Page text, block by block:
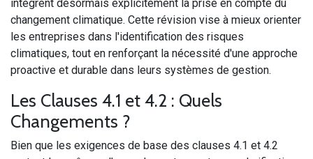
intègrent désormais explicitement la prise en compte du
changement climatique. Cette révision vise à mieux orienter
les entreprises dans l'identification des risques
climatiques, tout en renforçant la nécessité d'une approche
proactive et durable dans leurs systèmes de gestion.
Les Clauses 4.1 et 4.2 : Quels
Changements ?
Bien que les exigences de base des clauses 4.1 et 4.2